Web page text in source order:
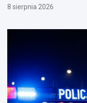
8 sierpnia 2026